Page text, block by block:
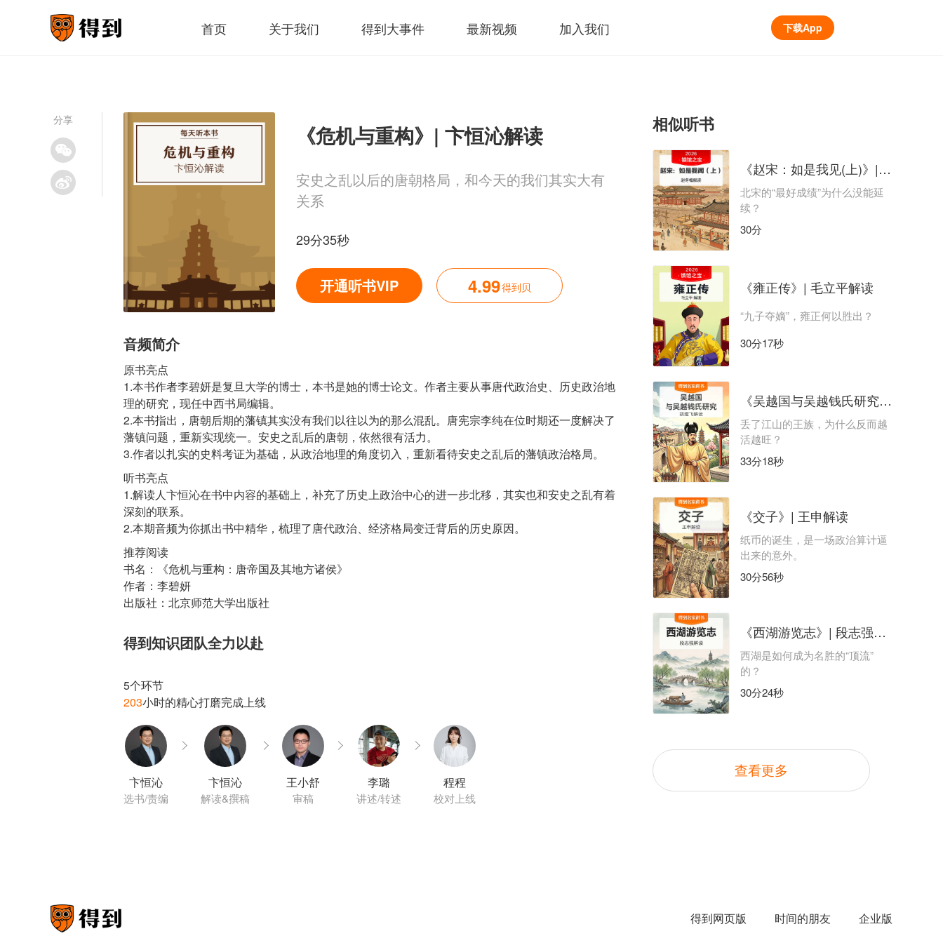
首页 关于我们 得到大事件 最新视频 加入我们 下载App
分享
《危机与重构》| 卞恒沁解读
安史之乱以后的唐朝格局，和今天的我们其实大有
关系
29分35秒
开通听书VIP 4.99得到贝
音频简介
原书亮点
1.本书作者李碧妍是复旦大学的博士，本书是她的博士论文。作者主要从事唐代政治史、历史政治地
理的研究，现任中西书局编辑。
2.本书指出，唐朝后期的藩镇其实没有我们以往以为的那么混乱。唐宪宗李纯在位时期还一度解决了
藩镇问题，重新实现统一。安史之乱后的唐朝，依然很有活力。
听书亮点
1.解读人卞恒沁在书中内容的基础上，补充了历史上政治中心的进一步北移，其实也和安史之乱有着
深刻的联系。
推荐阅读
书名：《危机与重构：唐帝国及其地方诸侯》
作者：李碧妍
出版社：北京师范大学出版社
得到知识团队全力以赴
5个环节
203
小时的精心打磨完成上线
卞恒沁
选书/责编
卞恒沁
解读&撰稿
王小舒
审稿
李璐
讲述/转述
程程
校对上线
相似听书
《赵宋：如是我见(上)》| 赵冬梅解读
北宋的“最好成绩”为什么没能延
续？
30分
《雍正传》| 毛立平解读
“九子夺嫡”，雍正何以胜出？
30分17秒
《吴越国与吴越钱氏研究》| 胡耀飞解读
丢了江山的王族，为什么反而越
活越旺？
33分18秒
《交子》| 王申解读
纸币的诞生，是一场政治算计逼
出来的意外。
30分56秒
《西湖游览志》| 段志强解读
西湖是如何成为名胜的“顶流”
的？
30分24秒
查看更多
得到网页版 时间的朋友 企业版